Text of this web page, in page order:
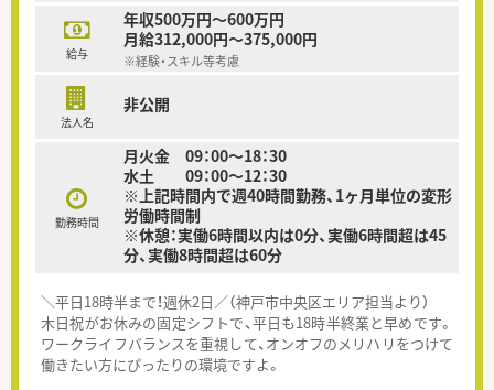
給与
年収500万円～600万円
月給312,000円～375,000円
※経験・スキル等考慮
法人名
非公開
勤務時間
月火金 09：00～18：30
水土 09：00～12：30
※上記時間内で週40時間勤務、1ヶ月単位の変形
労働時間制
※休憩：実働6時間以内は0分、実働6時間超は45
分、実働8時間超は60分
＼平日18時半まで！週休2日／（神戸市中央区エリア担当より）
木日祝がお休みの固定シフトで、平日も18時半終業と早めです。
ワークライフバランスを重視して、オンオフのメリハリをつけて
働きたい方にぴったりの環境ですよ。